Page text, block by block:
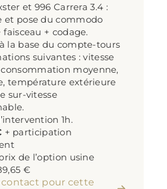
et 996 Carrera 3.4 :
et pose du commodo
faisceau + codage.
la base du compte-tours
suivantes : vitesse
moyenne,
température extérieure
sur-vitesse
1h.
+ participation
de l’option usine
€
contact pour cette